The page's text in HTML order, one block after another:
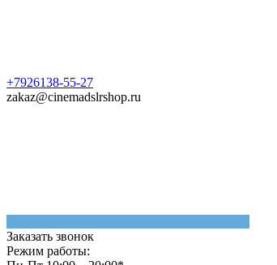
+7926138-55-27
zakaz@cinemadslrshop.ru
Заказать звонок
Режим работы: